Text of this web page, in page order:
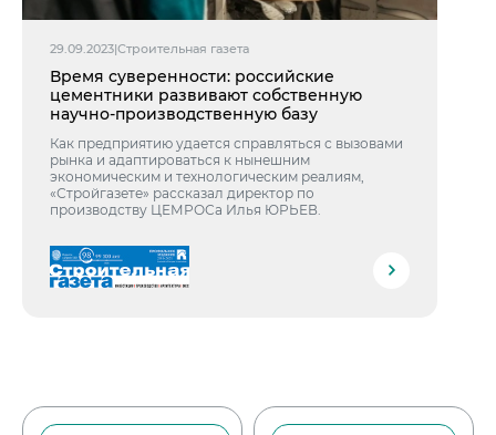
29.09.2023|Строительная газета
Время суверенности: российские
цементники развивают собственную
научно-производственную базу
Как предприятию удается справляться с вызовами
рынка и адаптироваться к нынешним
экономическим и технологическим реалиям,
«Стройгазете» рассказал директор по
производству ЦЕМРОСа Илья ЮРЬЕВ.